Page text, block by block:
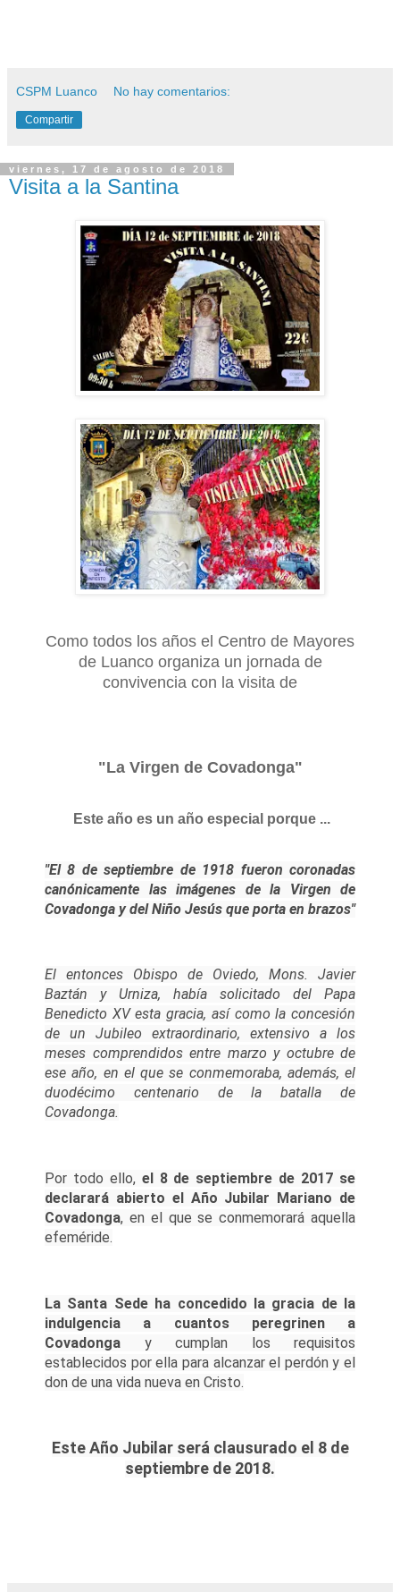
CSPM Luanco No hay comentarios:
Compartir
viernes, 17 de agosto de 2018
Visita a la Santina
Como todos los años el Centro de Mayores
de Luanco organiza un jornada de
convivencia con la visita de
"La Virgen de Covadonga"
Este año es un año especial porque ...
"El 8 de septiembre de 1918 fueron coronadas
canónicamente las imágenes de la Virgen de
Covadonga y del Niño Jesús que porta en brazos"
El entonces Obispo de Oviedo, Mons. Javier
Baztán y Urniza, había solicitado del Papa
Benedicto XV esta gracia, así como la concesión
de un Jubileo extraordinario, extensivo a los
meses comprendidos entre marzo y octubre de
ese año, en el que se conmemoraba, además, el
duodécimo centenario de la batalla de
Covadonga.
Por todo ello, el 8 de septiembre de 2017 se
declarará abierto el Año Jubilar Mariano de
Covadonga, en el que se conmemorará aquella
efeméride.
La Santa Sede ha concedido la gracia de la
indulgencia a cuantos peregrinen a
Covadonga y cumplan los requisitos
establecidos por ella para alcanzar el perdón y el
don de una vida nueva en Cristo.
Este Año Jubilar será clausurado el 8 de
septiembre de 2018.